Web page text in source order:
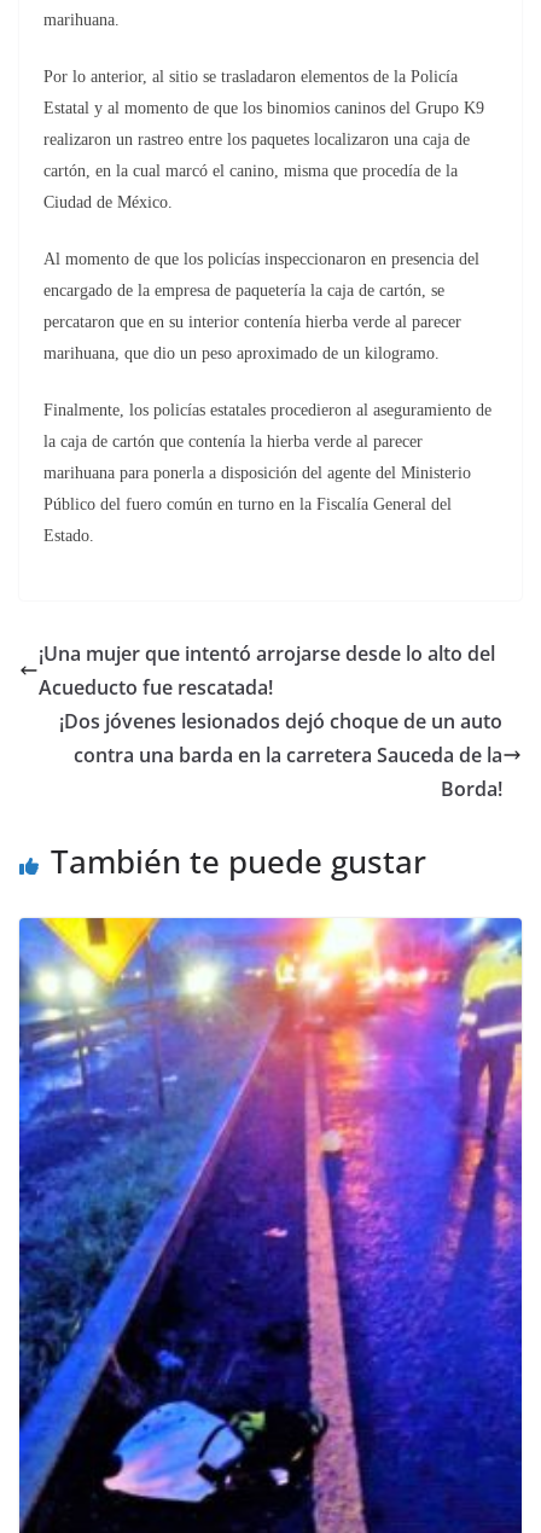
marihuana.
Por lo anterior, al sitio se trasladaron elementos de la Policía
Estatal y al momento de que los binomios caninos del Grupo K9
realizaron un rastreo entre los paquetes localizaron una caja de
cartón, en la cual marcó el canino, misma que procedía de la
Ciudad de México.
Al momento de que los policías inspeccionaron en presencia del
encargado de la empresa de paquetería la caja de cartón, se
percataron que en su interior contenía hierba verde al parecer
marihuana, que dio un peso aproximado de un kilogramo.
Finalmente, los policías estatales procedieron al aseguramiento de
la caja de cartón que contenía la hierba verde al parecer
marihuana para ponerla a disposición del agente del Ministerio
Público del fuero común en turno en la Fiscalía General del
Estado.
¡Una mujer que intentó arrojarse desde lo alto del
Acueducto fue rescatada!
¡Dos jóvenes lesionados dejó choque de un auto
contra una barda en la carretera Sauceda de la
Borda!
También te puede gustar